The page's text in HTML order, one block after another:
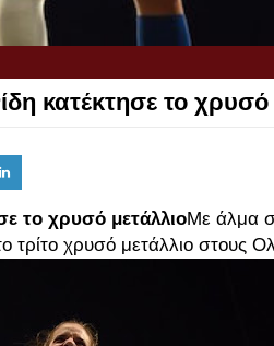
κατέκτησε το χρυσό
το χρυσό μετάλλιοΜε άλμα
χρυσό μετάλλιο στους